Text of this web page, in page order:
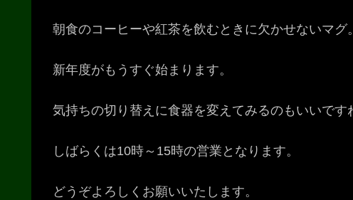
朝食のコーヒーや紅茶を飲むときに欠かせないマグ。
新年度がもうすぐ始まります。
気持ちの切り替えに食器を変えてみるのもいいです
しばらくは10時～15時の営業となります。
どうぞよろしくお願いいたします。